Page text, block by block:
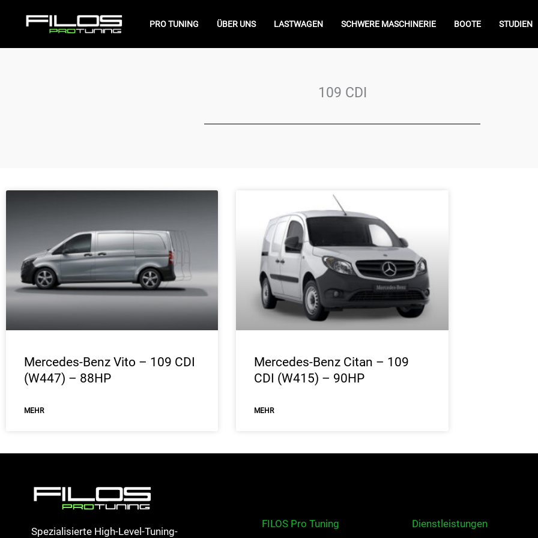
PRO TUNING ÜBER UNS LASTWAGEN SCHWERE MASCHINERIE BOOTE STUDIEN
109 CDI
Mercedes-Benz Vito – 109 CDI
(W447) – 88HP
ΜEHR
Mercedes-Benz Citan – 109
CDI (W415) – 90HP
ΜEHR
Spezialisierte High-Level-Tuning-
FILOS Pro Tuning Dienstleistungen